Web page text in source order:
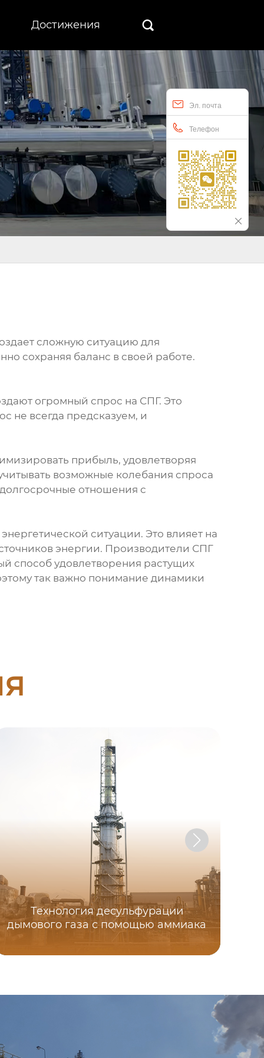
Достижения 
Эл. почта
Телефон
сложную ситуацию для
сохраняя баланс в своей работе.
огромный спрос на СПГ. Это
не всегда предсказуем, и
прибыль, удовлетворяя
возможные колебания спроса
отношения с
ситуации. Это влияет на
энергии. Производители СПГ
способ удовлетворения растущих
так важно понимание динамики
Технология десульфурации
дымового газа с помощью аммиака